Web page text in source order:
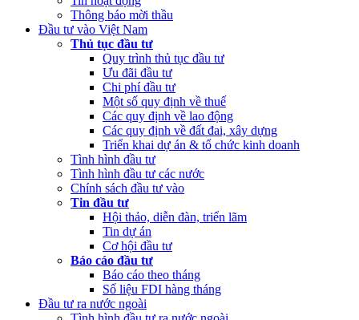
(Thứ Hai, 20/03/2023 05:17)Công bố công khai quyết toán ngân
sách nhà nước năm 2022 cùa Trung tâm Xúc tiến đầu tư phía Bắc
(Thứ Sáu, 24/02/2023 05:43)Việt Nam, Bỉ thúc đẩy hợp tác đổi
Thông báo mời thầu
Đầu tư vào Việt Nam
Thủ tục đầu tư
Quy trình thủ tục đầu tư
Ưu đãi đầu tư
Chi phí đầu tư
Một số quy định về thuế
Các quy định về lao động
Các quy định về đất đai, xây dựng
Triển khai dự án & tổ chức kinh doanh
Tình hình đầu tư
Tình hình đầu tư các nước
Chính sách đầu tư vào
Tin đầu tư
Hội thảo, diễn đàn, triển lãm
Tin dự án
Cơ hội đầu tư
Báo cáo đầu tư
Báo cáo theo tháng
Số liệu FDI hàng tháng
Đầu tư ra nước ngoài